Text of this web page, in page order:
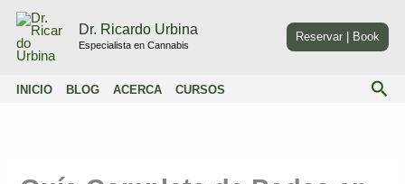
contenido
Dr. Ricardo Urbina
Especialista en Cannabis
Reservar | Book
INICIO BLOG ACERCA CURSOS